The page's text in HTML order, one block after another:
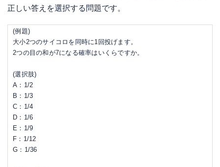
正しい答えを選択する問題です。
(例題)
大小2つのサイコロを同時に1回投げます。
2つの目の和が7になる確率はいくらですか。
(選択肢)
A：1/2
B：1/3
C：1/4
D：1/6
E：1/9
F：1/12
G：1/36